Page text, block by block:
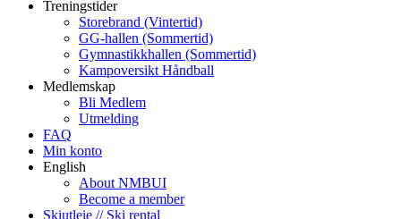
Treningstider
Storebrand (Vintertid)
GG-hallen (Sommertid)
Gymnastikkhallen (Sommertid)
Kampoversikt Håndball
Medlemskap
Bli Medlem
Utmelding
FAQ
Min konto
English
About NMBUI
Become a member
Skiutleie // Ski rental